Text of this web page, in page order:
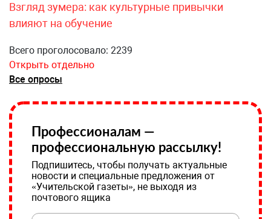
Взгляд зумера: как культурные привычки
влияют на обучение
Всего проголосовало: 2239
Открыть отдельно
Все опросы
Профессионалам —
профессиональную рассылку!
Подпишитесь, чтобы получать актуальные
новости и специальные предложения от
«Учительской газеты», не выходя из
почтового ящика